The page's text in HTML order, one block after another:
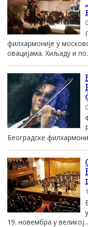
филхармоније у
овацијама. Хиљаду и
Београдске
19. новембра у великој...